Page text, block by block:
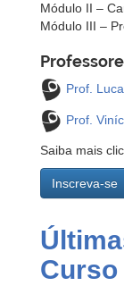
Módulo II –
Módulo III –
Prof.
Prof.
Saiba mais
Inscreva-se